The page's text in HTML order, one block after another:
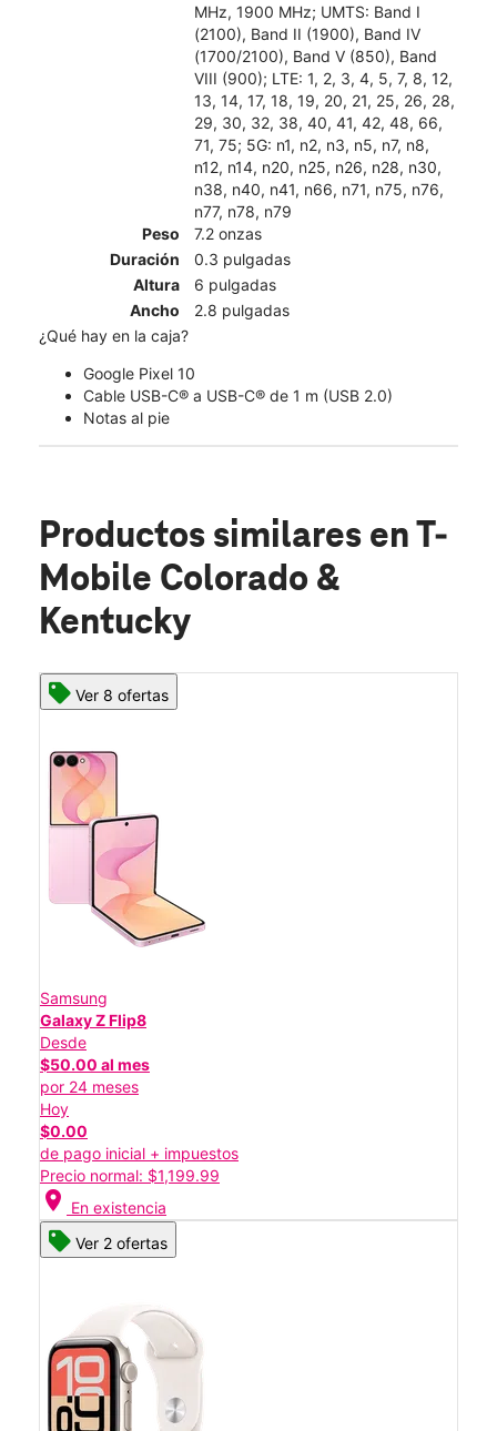
MHz, 1900 MHz; UMTS: Band I
(2100), Band II (1900), Band IV
(1700/2100), Band V (850), Band
VIII (900); LTE: 1, 2, 3, 4, 5, 7, 8, 12,
13, 14, 17, 18, 19, 20, 21, 25, 26, 28,
29, 30, 32, 38, 40, 41, 42, 48, 66,
71, 75; 5G: n1, n2, n3, n5, n7, n8,
n12, n14, n20, n25, n26, n28, n30,
n38, n40, n41, n66, n71, n75, n76,
n77, n78, n79
Peso
7.2 onzas
Duración
0.3 pulgadas
Altura
6 pulgadas
Ancho
2.8 pulgadas
¿Qué hay en la caja?
Google Pixel 10
Cable USB-C® a USB-C® de 1 m (USB 2.0)
Notas al pie
Productos similares en T-
Mobile Colorado &
Kentucky
Ver 8 ofertas
Samsung
Galaxy Z Flip8
Desde
$50.00 al mes
por 24 meses
Hoy
$0.00
de pago inicial + impuestos
Precio normal: $1,199.99
location_on En existencia
Ver 2 ofertas